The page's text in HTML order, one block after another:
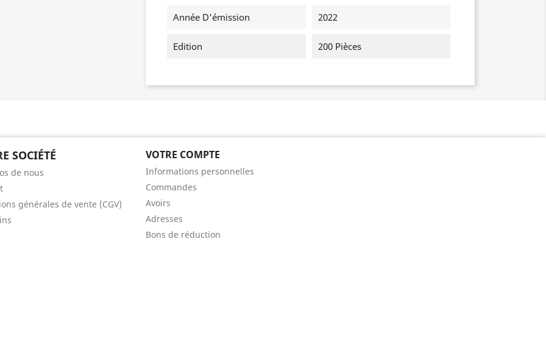
Année D'émission 2022
Edition 200 Pièces
SOCIÉTÉ
de nous
générales de vente (CGV)
VOTRE COMPTE
Informations personnelles
Commandes
Avoirs
Adresses
Bons de réduction